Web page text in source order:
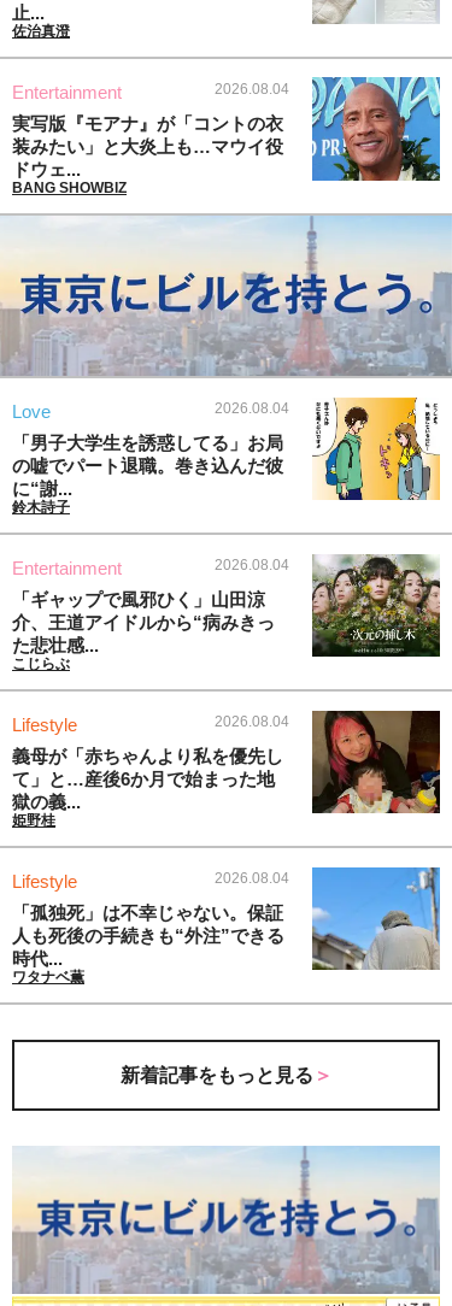
止...
佐治真澄
Entertainment 2026.08.04
実写版『モアナ』が「コントの衣
装みたい」と大炎上も…マウイ役
ドウェ...
BANG SHOWBIZ
Love 2026.08.04
「男子大学生を誘惑してる」お局
の嘘でパート退職。巻き込んだ彼
に“謝...
鈴木詩子
Entertainment 2026.08.04
「ギャップで風邪ひく」山田涼
介、王道アイドルから“病みきっ
た悲壮感...
こじらぶ
Lifestyle 2026.08.04
義母が「赤ちゃんより私を優先し
て」と…産後6か月で始まった地
獄の義...
姫野桂
Lifestyle 2026.08.04
「孤独死」は不幸じゃない。保証
人も死後の手続きも“外注”できる
時代...
ワタナベ薫
新着記事をもっと見る